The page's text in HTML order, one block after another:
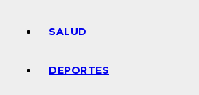
SALUD
DEPORTES